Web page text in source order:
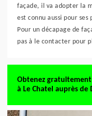
façade, il va adopter la
est connu aussi pour
Pour un décapage de
pas à le contacter pour
Obtenez
à Le Chatel auprès de